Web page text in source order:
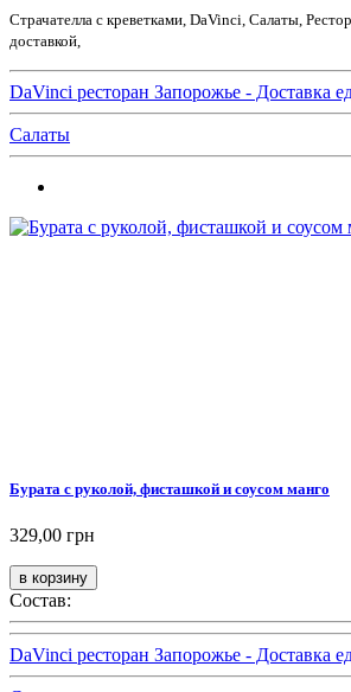
Страчателла с креветками, DaVinci, Салаты,
доставкой,
DaVinci ресторан Запорожье - Доставка
Салаты
Бурата с руколой, фисташкой и соусом манго
329,00 грн
Состав:
DaVinci ресторан Запорожье - Доставка